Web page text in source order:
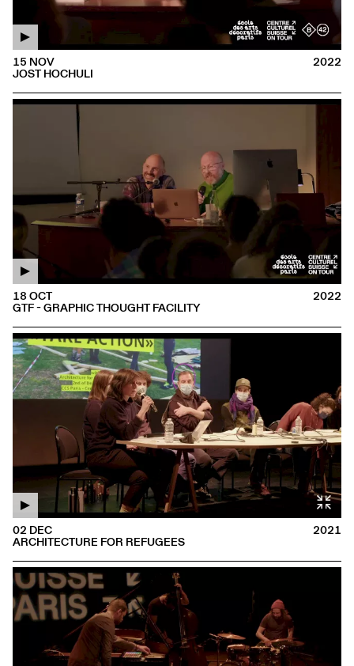
JOST HOCHULI
15 NOV 2022
GTF - GRAPHIC THOUGHT FACILITY
18 OCT 2022
ARCHITECTURE FOR REFUGEES
02 DEC 2021